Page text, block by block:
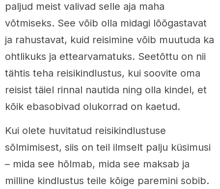
paljud meist valivad selle aja maha
võtmiseks. See võib olla midagi lõõgastavat
ja rahustavat, kuid reisimine võib muutuda ka
ohtlikuks ja ettearvamatuks. Seetõttu on nii
tähtis teha reisikindlustus, kui soovite oma
reisist täiel rinnal nautida ning olla kindel, et
kõik ebasobivad olukorrad on kaetud.
Kui olete huvitatud reisikindlustuse
sõlmimisest, siis on teil ilmselt palju küsimusi
– mida see hõlmab, mida see maksab ja
milline kindlustus teile kõige paremini sobib.